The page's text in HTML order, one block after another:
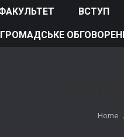
ВСТУП
ГРОМАДСЬКЕ
Home